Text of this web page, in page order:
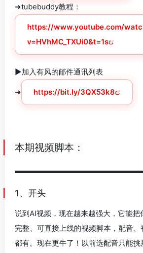
➜tubebuddy教程：
https://www.youtube.com/
v=HVhMC_TXUi0&t=1s
►加入有风的邮件通讯列表
➜ https://bit.ly/3QX53k8
本期视频脚本：
1、开头
说到AI视频，现在越来越强大，它能把
完整、可直接上线的视频脚本，配音
都有。现在更牛了！以前选配音只能